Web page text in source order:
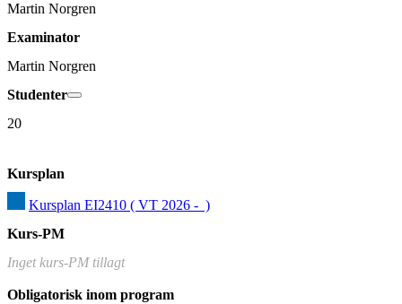
Martin Norgren
Examinator
Martin Norgren
Studenter
20
Kursplan
Kursplan EI2410 ( VT 2026 -  )
Kurs-PM
Inget kurs-PM tillagt
Obligatorisk inom program